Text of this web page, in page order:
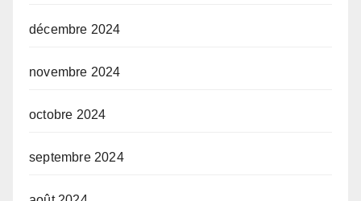
décembre 2024
novembre 2024
octobre 2024
septembre 2024